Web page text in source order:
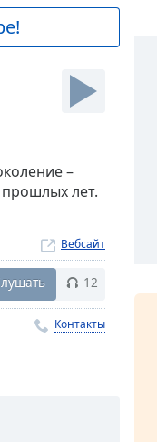
–
лет.
Вебсайт
12
Контакты